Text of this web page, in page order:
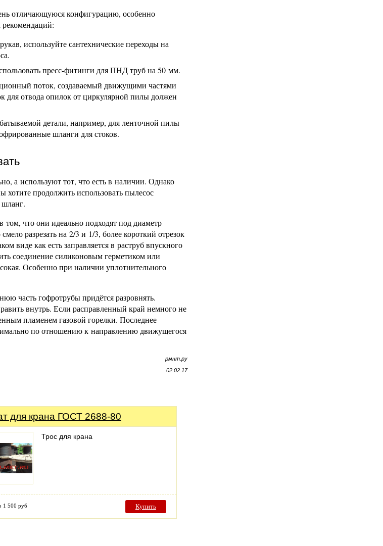
отличающуюся конфигурацию, особенно
используйте сантехнические переходы на
пресс-фитинги для ПНД труб на 50 мм.
поток, создаваемый движущими частями
для отвода опилок от циркулярной пилы должен
детали, например, для ленточной пилы
шланги для стоков.
а используют тот, что есть в наличии. Однако
продолжить использовать пылесос
что они идеально подходят под диаметр
разрезать на 2/3 и 1/3, более короткий отрезок
виде как есть заправляется в раструб впускного
соединение силиконовым герметиком или
Особенно при наличии уплотнительного
часть гофротрубы придётся разровнять.
внутрь. Если расправленный край немного не
пламенем газовой горелки. Последнее
по отношению к направлению движущегося
рмнт.ру
02.02.17
для крана ГОСТ 2688-80
Трос для крана
1 500 руб Купить